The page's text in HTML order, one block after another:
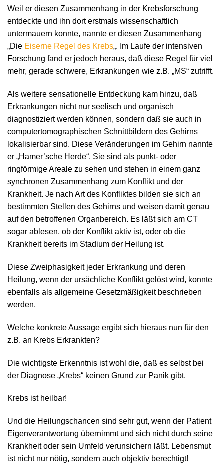
Weil er diesen Zusammenhang in der Krebsforschung
entdeckte und ihn dort erstmals wissenschaftlich
untermauern konnte, nannte er diesen Zusammenhang
„Die Eiserne Regel des Krebs„. Im Laufe der intensiven
Forschung fand er jedoch heraus, daß diese Regel für viel
mehr, gerade schwere, Erkrankungen wie z.B. „MS“ zutrifft.
Als weitere sensationelle Entdeckung kam hinzu, daß
Erkrankungen nicht nur seelisch und organisch
diagnostiziert werden können, sondern daß sie auch in
computertomographischen Schnittbildern des Gehirns
lokalisierbar sind. Diese Veränderungen im Gehirn nannte
er „Hamer’sche Herde“. Sie sind als punkt- oder
ringförmige Areale zu sehen und stehen in einem ganz
synchronen Zusammenhang zum Konflikt und der
Krankheit. Je nach Art des Konfliktes bilden sie sich an
bestimmten Stellen des Gehirns und weisen damit genau
auf den betroffenen Organbereich. Es läßt sich am CT
sogar ablesen, ob der Konflikt aktiv ist, oder ob die
Krankheit bereits im Stadium der Heilung ist.
Diese Zweiphasigkeit jeder Erkrankung und deren
Heilung, wenn der ursächliche Konflikt gelöst wird, konnte
ebenfalls als allgemeine Gesetzmäßigkeit beschrieben
werden.
Welche konkrete Aussage ergibt sich hieraus nun für den
z.B. an Krebs Erkrankten?
Die wichtigste Erkenntnis ist wohl die, daß es selbst bei
der Diagnose „Krebs“ keinen Grund zur Panik gibt.
Krebs ist heilbar!
Und die Heilungschancen sind sehr gut, wenn der Patient
Eigenverantwortung übernimmt und sich nicht durch seine
Krankheit oder sein Umfeld verunsichern läßt. Lebensmut
ist nicht nur nötig, sondern auch objektiv berechtigt!